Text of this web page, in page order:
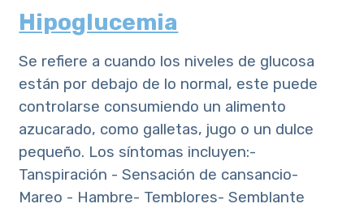
Hipoglucemia
Se refiere a cuando los niveles de glucosa
están por debajo de lo normal, este puede
controlarse consumiendo un alimento
azucarado, como galletas, jugo o un dulce
pequeño. Los síntomas incluyen:-
Tanspiración - Sensación de cansancio-
Mareo - Hambre- Temblores- Semblante